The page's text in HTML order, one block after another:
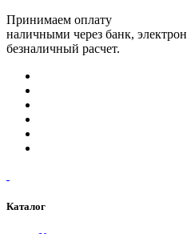
Принимаем оплату
наличными через банк,
безналичный расчет.
Каталог